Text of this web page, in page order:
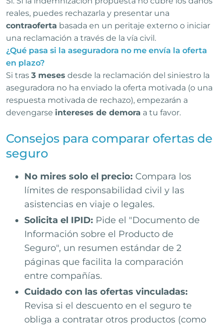
reales, puedes rechazarla y presentar una
contraoferta basada en un peritaje externo o iniciar
una reclamación a través de la vía civil.
¿Qué pasa si la aseguradora no me envía la oferta
en plazo?
Si tras 3 meses desde la reclamación del siniestro la
aseguradora no ha enviado la oferta motivada (o una
respuesta motivada de rechazo), empezarán a
devengarse intereses de demora a tu favor.
Consejos para comparar ofertas de
seguro
No mires solo el precio: Compara los
límites de responsabilidad civil y las
asistencias en viaje o legales.
Solicita el IPID: Pide el "Documento de
Información sobre el Producto de
Seguro", un resumen estándar de 2
páginas que facilita la comparación
entre compañías.
Cuidado con las ofertas vinculadas:
Revisa si el descuento en el seguro te
obliga a contratar otros productos (como